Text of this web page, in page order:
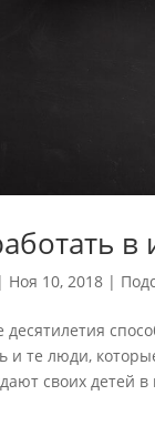
в
| Ноя 10, 2018 |
десятилетия
и те люди,
своих детей